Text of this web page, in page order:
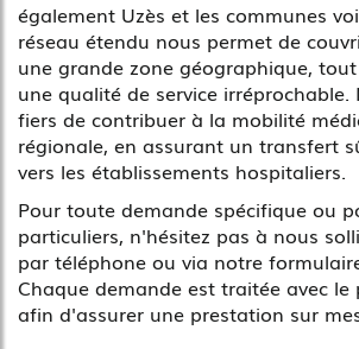
également Uzès et les communes
réseau étendu nous permet de
une grande zone géographique,
une qualité de service irréprochable.
fiers de contribuer à la mobilité
régionale, en assurant un transfert
vers les établissements hospitaliers.
Pour toute demande spécifique ou
particuliers, n'hésitez pas à nous
par téléphone ou via notre
Chaque demande est traitée avec le
afin d'assurer une prestation sur